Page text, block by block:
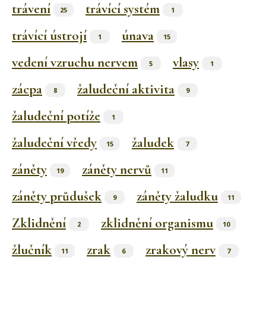
trávení 25 trávící systém 1
trávící ústrojí 1 únava 15
vedení vzruchu nervem 5 vlasy 1
zácpa 8 žaludeční aktivita 9
žaludeční potíže 1
žaludeční vředy 15 žaludek 7
záněty 19 záněty nervů 11
záněty průdušek 9 záněty žaludku 11
Zklidnění 2 zklidnění organismu 10
žlučník 11 zrak 6 zrakový nerv 7